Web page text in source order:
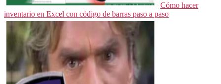
Cómo hacer
inventario en Excel con código de barras paso a paso